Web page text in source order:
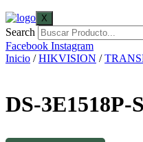
X
Search
Facebook Instagram
Inicio /HIKVISION /
DS-3E1518P-